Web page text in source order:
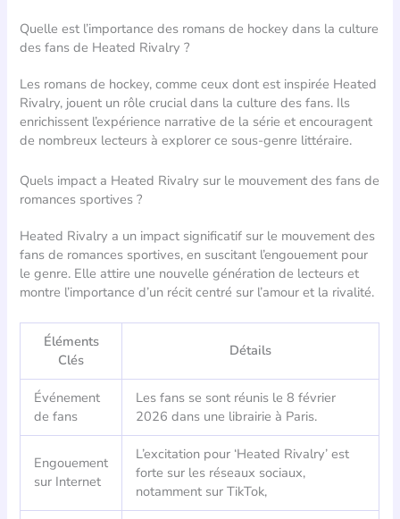
Quelle est l’importance des romans de hockey dans la culture
des fans de Heated Rivalry ?
Les romans de hockey, comme ceux dont est inspirée Heated
Rivalry, jouent un rôle crucial dans la culture des fans. Ils
enrichissent l’expérience narrative de la série et encouragent
de nombreux lecteurs à explorer ce sous-genre littéraire.
Quels impact a Heated Rivalry sur le mouvement des fans de
romances sportives ?
Heated Rivalry a un impact significatif sur le mouvement des
fans de romances sportives, en suscitant l’engouement pour
le genre. Elle attire une nouvelle génération de lecteurs et
montre l’importance d’un récit centré sur l’amour et la rivalité.
Éléments
Clés
Détails
Événement
de fans
Les fans se sont réunis le 8 février
2026 dans une librairie à Paris.
Engouement
sur Internet
L’excitation pour ‘Heated Rivalry’ est
forte sur les réseaux sociaux,
notamment sur TikTok,